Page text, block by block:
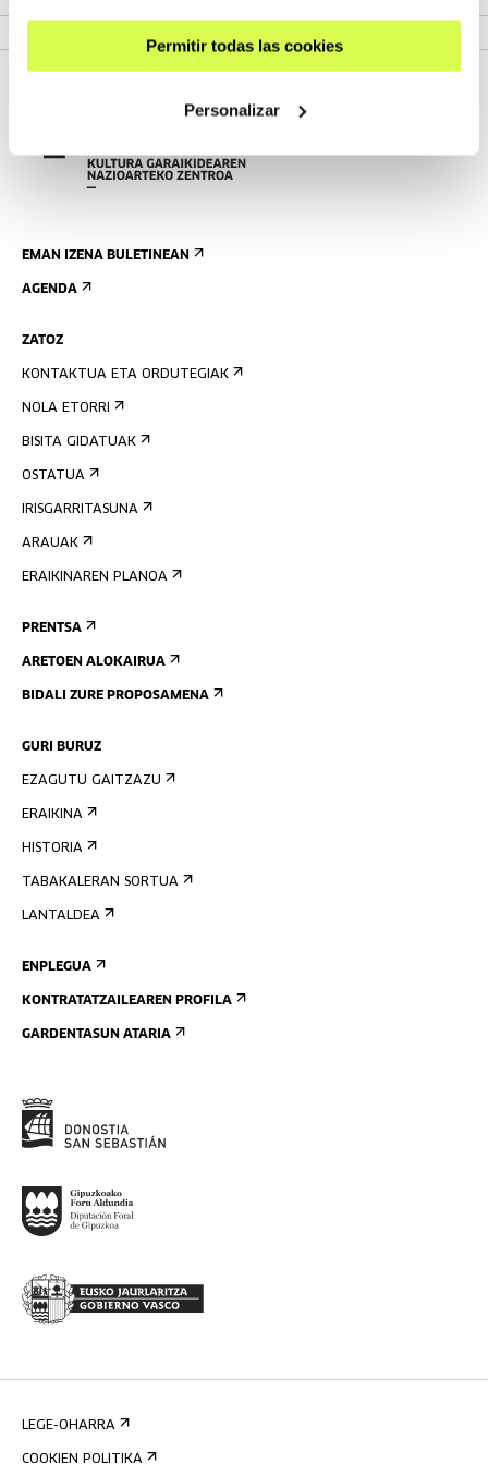
Permitir todas las cookies
Personalizar
EMAN IZENA BULETINEAN
AGENDA
ZATOZ
KONTAKTUA ETA ORDUTEGIAK
NOLA ETORRI
BISITA GIDATUAK
OSTATUA
IRISGARRITASUNA
ARAUAK
ERAIKINAREN PLANOA
PRENTSA
ARETOEN ALOKAIRUA
BIDALI ZURE PROPOSAMENA
GURI BURUZ
EZAGUTU GAITZAZU
ERAIKINA
HISTORIA
TABAKALERAN SORTUA
LANTALDEA
ENPLEGUA
KONTRATATZAILEAREN PROFILA
GARDENTASUN ATARIA
LEGE-OHARRA
COOKIEN POLITIKA